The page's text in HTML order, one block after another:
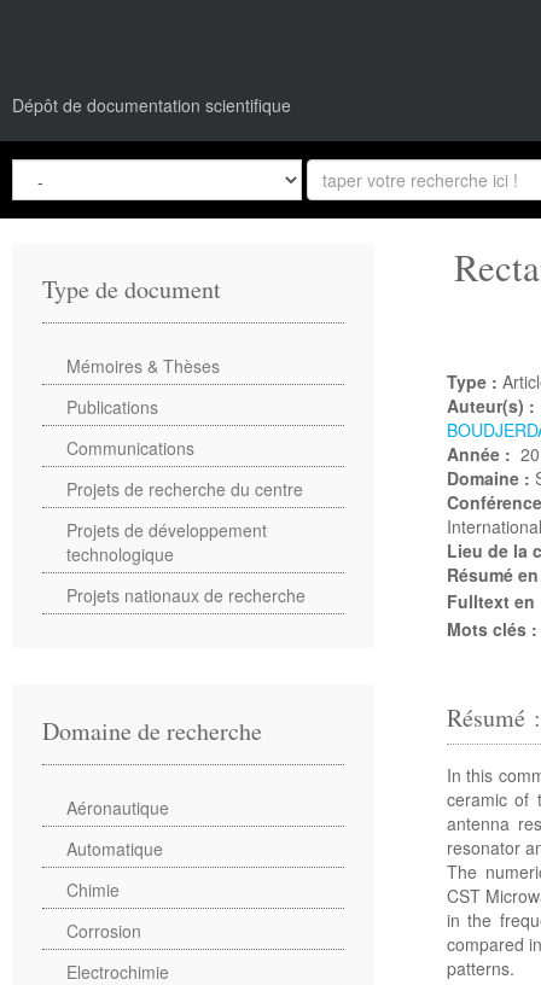
Dépôt de documentation scientifique
Type :
Auteur(s) :
Année :
Domaine :
Lieu de la
Résumé
Fulltext en
Mots clés :
In this
ceramic of
antenna
resonator
The
CST
in the
compared
patterns.
Type de document
Mémoires & Thèses
Publications
Communications
Projets de recherche du centre
Projets de développement
technologique
Projets nationaux de recherche
Domaine de recherche
Aéronautique
Automatique
Chimie
Corrosion
Electrochimie